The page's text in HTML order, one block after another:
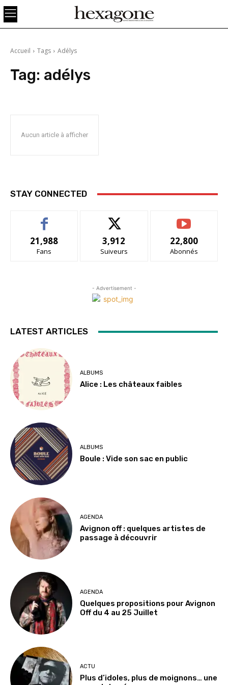
Accueil Tags Adélys
Tag: adélys
Aucun article à afficher
STAY CONNECTED
21,988
Fans
3,912
Suiveurs
22,800
Abonnés
- Advertisement -
LATEST ARTICLES
ALBUMS
Alice : Les châteaux faibles
ALBUMS
Boule : Vide son sac en public
AGENDA
Avignon off : quelques artistes de
passage à découvrir
AGENDA
Quelques propositions pour Avignon
Off du 4 au 25 Juillet
ACTU
Plus d’idoles, plus de moignons… une